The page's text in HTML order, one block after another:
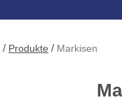
/ Produkte / Markisen